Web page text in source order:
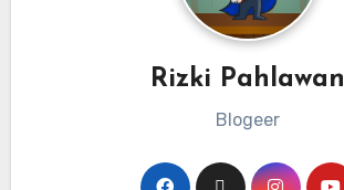
Rizki Pahlawan
Blogeer